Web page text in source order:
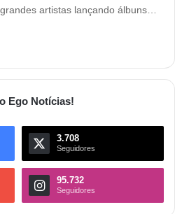
artistas lançando álbuns…
Ego Notícias!
3.708
Seguidores
95.732
Seguidores